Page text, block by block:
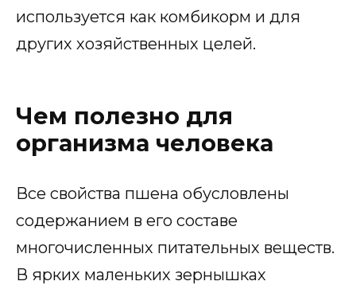
используется как комбикорм и для
других хозяйственных целей.
Чем полезно для
организма человека
Все свойства пшена обусловлены
содержанием в его составе
многочисленных питательных веществ.
В ярких маленьких зернышках